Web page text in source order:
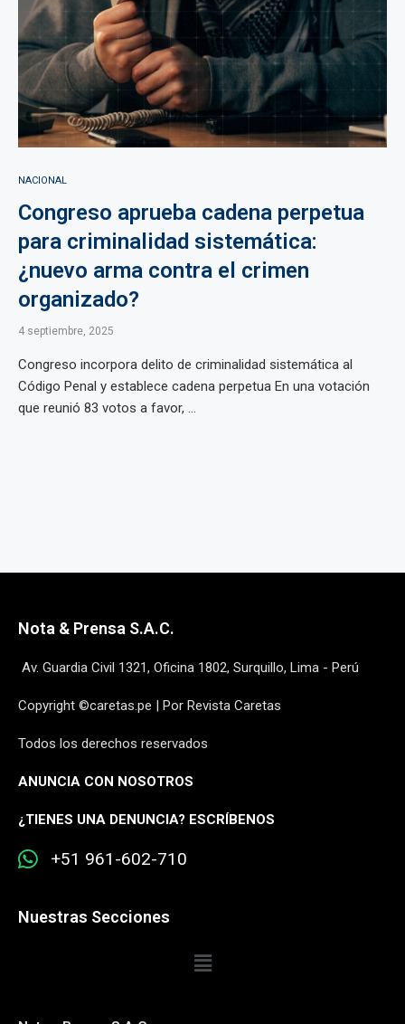
NACIONAL
Congreso aprueba cadena perpetua
para criminalidad sistemática:
¿nuevo arma contra el crimen
organizado?
4 septiembre, 2025
Congreso incorpora delito de criminalidad sistemática al
Código Penal y establece cadena perpetua En una votación
que reunió 83 votos a favor, ...
Nota & Prensa S.A.C.
Av. Guardia Civil 1321, Oficina 1802, Surquillo, Lima - Perú
Copyright ©caretas.pe | Por Revista Caretas
Todos los derechos reservados
ANUNCIA CON NOSOTROS
¿TIENES UNA DENUNCIA? ESCRÍBENOS
+51 961-602-710
Nuestras Secciones